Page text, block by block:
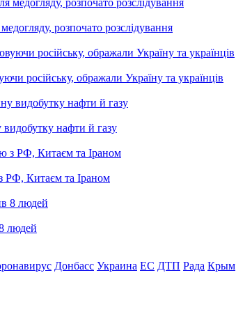
розпочато розслідування
російську, ображали Україну та українців
нафти й газу
РФ, Китаєм та Іраном
людей
Донбасс Украина ЕС ДТП Рада Крым